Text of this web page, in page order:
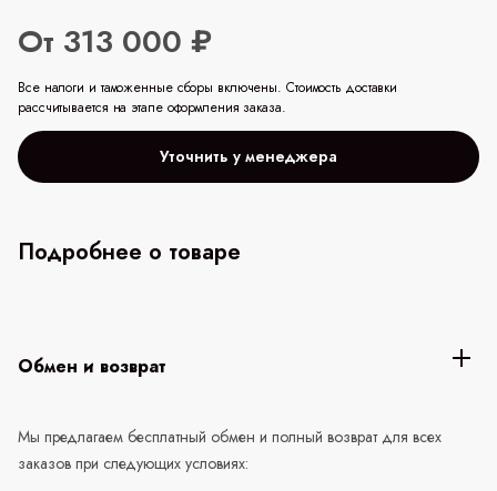
От 313 000 ₽
Все налоги и таможенные сборы включены. Стоимость доставки
рассчитывается на этапе оформления заказа.
Уточнить у менеджера
Подробнее о товаре
Обмен и возврат
Мы предлагаем бесплатный обмен и полный возврат для всех
заказов при следующих условиях: